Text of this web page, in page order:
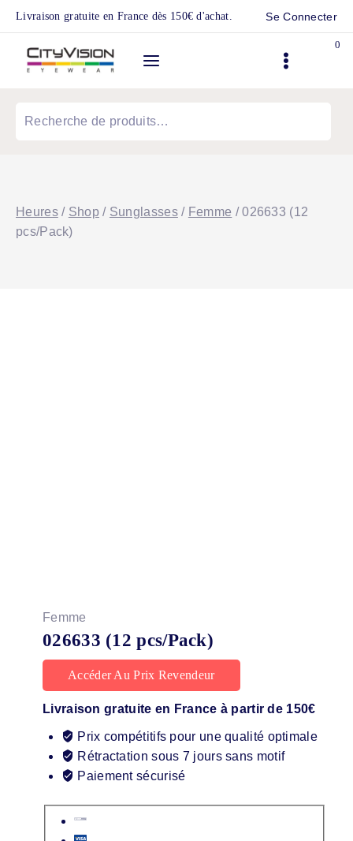
Skip
content
Livraison gratuite en France dès 150€ d'achat. Se Connecter
0
Heures / Shop / Sunglasses / Femme / 026633 (12
pcs/Pack)
Femme
026633 (12 pcs/Pack)
Accéder Au Prix Revendeur
Livraison gratuite en France à partir de 150€
Prix compétitifs pour une qualité optimale
Rétractation sous 7 jours sans motif
Paiement sécurisé